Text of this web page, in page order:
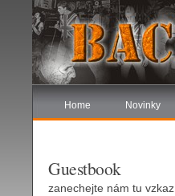
Home Novinky
Guestbook
zanechejte nám tu vzkaz